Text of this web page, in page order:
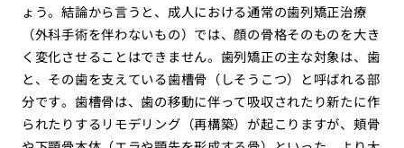
ょう。結論から言うと、成人における通常の歯列矯正治療
（外科手術を伴わないもの）では、顔の骨格そのものを大き
く変化させることはできません。歯列矯正の主な対象は、歯
と、その歯を支えている歯槽骨（しそうこつ）と呼ばれる部
分です。歯槽骨は、歯の移動に伴って吸収されたり新たに作
られたりするリモデリング（再構築）が起こりますが、頬骨